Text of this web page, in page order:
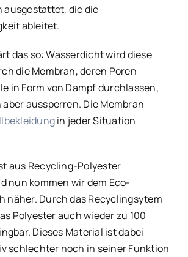
ausgestattet, die die
ableitet.
das so: Wasserdicht wird diese
die Membran, deren Poren
in Form von Dampf durchlassen,
aussperren. Die Membran
in jeder Situation
aus Recycling-Polyester
nun kommen wir dem Eco-
näher. Durch das Recyclingsytem
Polyester auch wieder zu 100
Dieses Material ist dabei
schlechter noch in seiner Funktion